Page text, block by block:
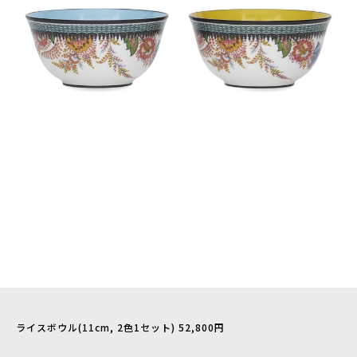
ライスボウル(11cm, 2色1セット) 52,800円